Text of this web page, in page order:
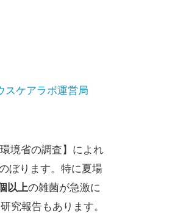
スケアラボ運営局
境省の調査】によれ
ぼります。特に夏場
以上の雑菌が急激に
究報告もあります。